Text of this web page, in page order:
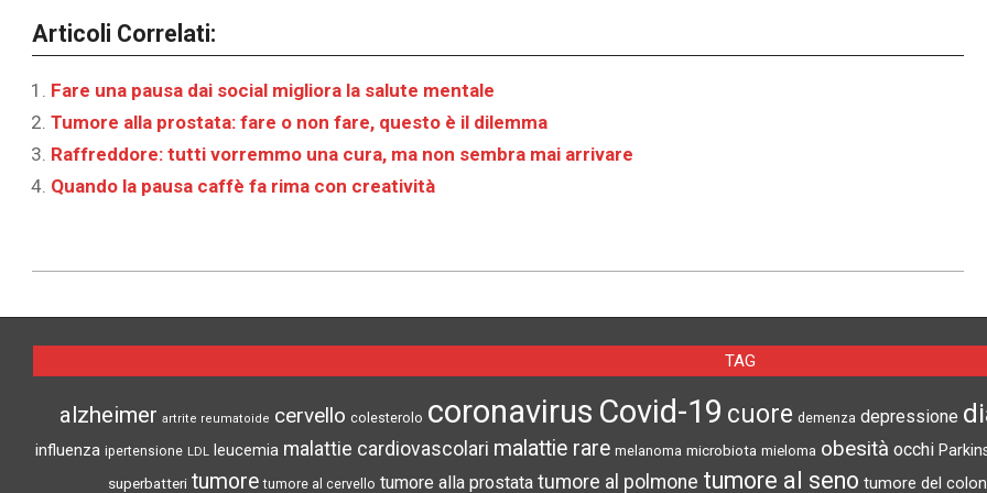
Articoli Correlati:
Fare una pausa dai social migliora la salute mentale
Tumore alla prostata: fare o non fare, questo è il dilemma
Raffreddore: tutti vorremmo una cura, ma non sembra mai arrivare
Quando la pausa caffè fa rima con creatività
TAG
alzheimer artrite reumatoide cervello colesterolo coronavirus Covid-19 cuore demenza depressione
influenza ipertensione LDL leucemia malattie cardiovascolari malattie rare melanoma microbiota mieloma obesità occhi
superbatteri tumore tumore al cervello tumore alla prostata tumore al polmone tumore al seno tumore del colon